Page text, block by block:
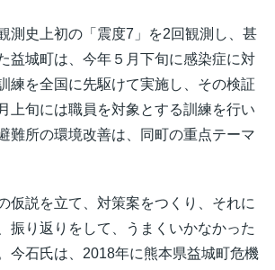
測史上初の「震度7」を2回観測し、甚
益城町は、今年５月下旬に感染症に対
練を全国に先駆けて実施し、その検証
上旬には職員を対象とする訓練を行い
難所の環境改善は、同町の重点テーマ
仮説を立て、対策案をつくり、それに
振り返りをして、うまくいかなかった
今石氏は、2018年に熊本県益城町危機